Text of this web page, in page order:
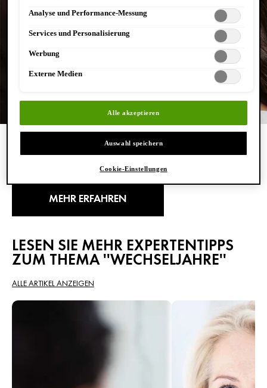
EXPERTENTIPPS FÜR DIE
WECHSELJAHRE
MEHR ERFAHREN
LESEN SIE MEHR EXPERTENTIPPS
ZUM THEMA ''WECHSELJAHRE''
ALLE ARTIKEL ANZEIGEN
Datenschutzinformationen.
Analyse und Performance-Messung
Services und Personalisierung
Werbung
Externe Medien
Alle akzeptieren
Auswahl speichern
Cookie-Einstellungen